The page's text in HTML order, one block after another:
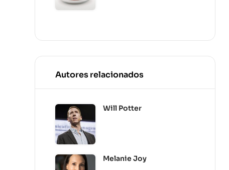
Autores relacionados
Will Potter
Melanie Joy